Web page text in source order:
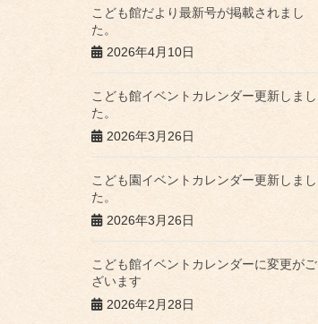
こども館だより最新号が掲載されまし
た。
2026年4月10日
こども館イベントカレンダー更新しまし
た。
2026年3月26日
こども園イベントカレンダー更新しまし
た。
2026年3月26日
こども館イベントカレンダーに変更がご
ざいます
2026年2月28日